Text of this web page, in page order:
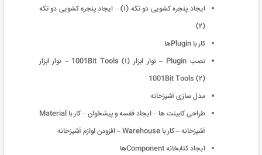
ایجاد پنجره کشویی دو تکه (۱) – ایجاد پنجره کشویی دو تکه
(۲)
کار با Pluginها
نصب Plugin – نوار ابزار (1001Bit Tools (۱ – نوار ابزار
(1001Bit Tools (۲
مدل سازی آشپزخانه
طراحی کابینت ها – ایجاد قفسه و پیشخوان – کار با Material
آشپزخانه – کار با Warehouse – افزودن لوازم آشپزخانه
ایجاد کتابخانه Componentها